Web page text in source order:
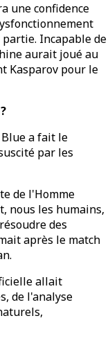
une confidence
Incapable de
aurait joué au
Kasparov pour le
a fait le
par les
de l'Homme
nous les humains,
des
après le match
allait
de l'analyse